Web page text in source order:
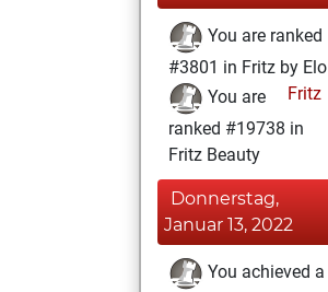
You are ranked
#3801 in Fritz by Elo
Fritz
You are
ranked #19738 in
Fritz Beauty
Donnerstag,
Januar 13, 2022
You achieved a